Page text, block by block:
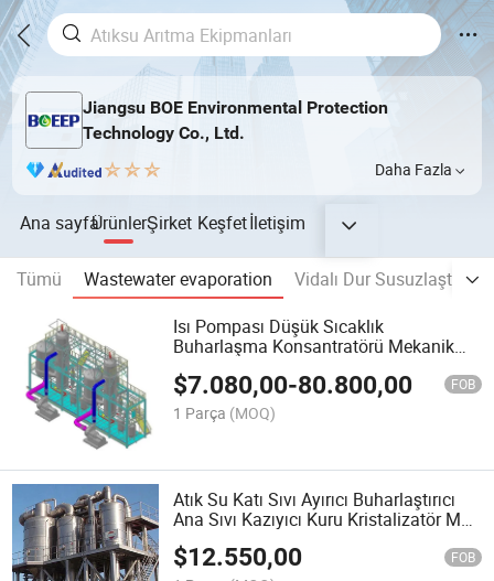
Jiangsu BOE Environmental Protection
Technology Co., Ltd.
Daha Fazla
Ana sayfaÜrünlerŞirket Keşfetİletişim
Tümü Wastewater evaporation
Vidalı Dur Susuzlaştırma
Isı Pompası Düşük Sıcaklık
Buharlaşma Konsantratörü Mekanik
$7.080,00-80.800,00 FOB
1 Parça (MOQ)
Atık Su Katı Sıvı Ayırıcı Buharlaştırıcı
Ana Sıvı Kazıyıcı Kuru Kristalizatör Mvr
Buharlaştırma
$12.550,00 FOB